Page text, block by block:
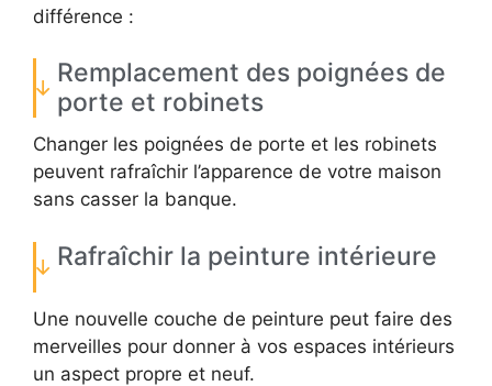
différence :
Remplacement des poignées de
porte et robinets
Changer les poignées de porte et les robinets
peuvent rafraîchir l’apparence de votre maison
sans casser la banque.
Rafraîchir la peinture intérieure
Une nouvelle couche de peinture peut faire des
merveilles pour donner à vos espaces intérieurs
un aspect propre et neuf.